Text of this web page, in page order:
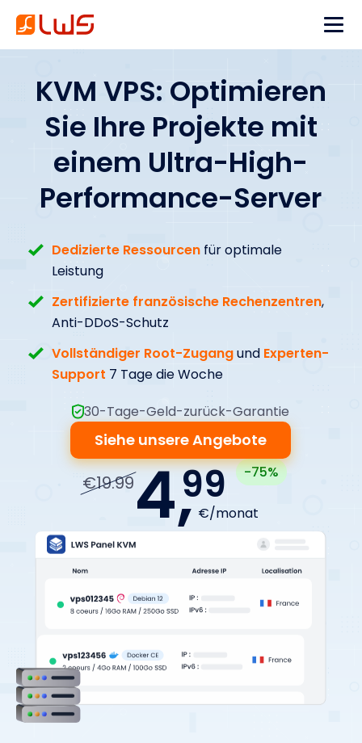
KVM VPS: Optimieren
Sie Ihre Projekte mit
einem Ultra-High-
Performance-Server
Dedizierte Ressourcenfür optimale
Leistung
Zertifizierte französische Rechenzentren,
Anti-DDoS-Schutz
Vollständiger Root-Zugangund Experten-
Support 7 Tage die Woche
€19.994,99
€/monat
-75%
Siehe unsere Angebote
30-Tage-Geld-zurück-Garantie